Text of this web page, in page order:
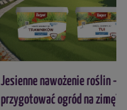
Jesienne nawożenie roślin –
przygotować ogród na zimę?